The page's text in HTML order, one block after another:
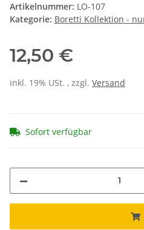
Artikelnummer: LO-107
Kategorie: Boretti Kollektion -
12,50 €
inkl. 19% USt. , zzgl. Versand
Sofort verfügbar